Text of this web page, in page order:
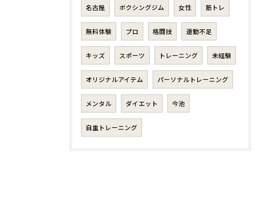
名古屋 ボクシングジム 女性 筋トレ
無料体験 プロ 格闘技 運動不足
キッズ スポーツ トレーニング 未経験
オリジナルアイテム パーソナルトレーニング
メンタル ダイエット 今池
自重トレーニング